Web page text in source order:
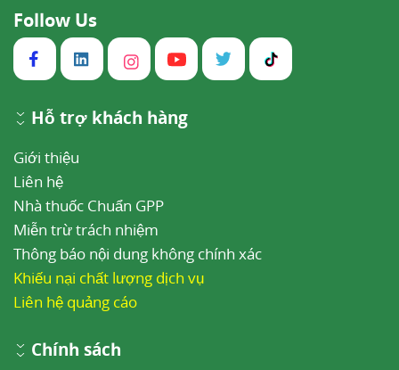
Follow Us
Hỗ trợ khách hàng
Giới thiệu
Liên hệ
Nhà thuốc Chuẩn GPP
Miễn trừ trách nhiệm
Thông báo nội dung không chính xác
Khiếu nại chất lượng dịch vụ
Liên hệ quảng cáo
Chính sách